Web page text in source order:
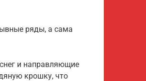
ряды, а сама
и направляющие
крошку, что